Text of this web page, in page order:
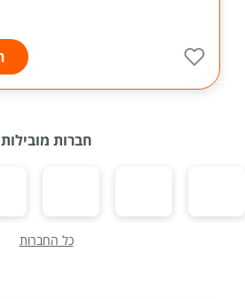
חברות מובילות
כל החברות